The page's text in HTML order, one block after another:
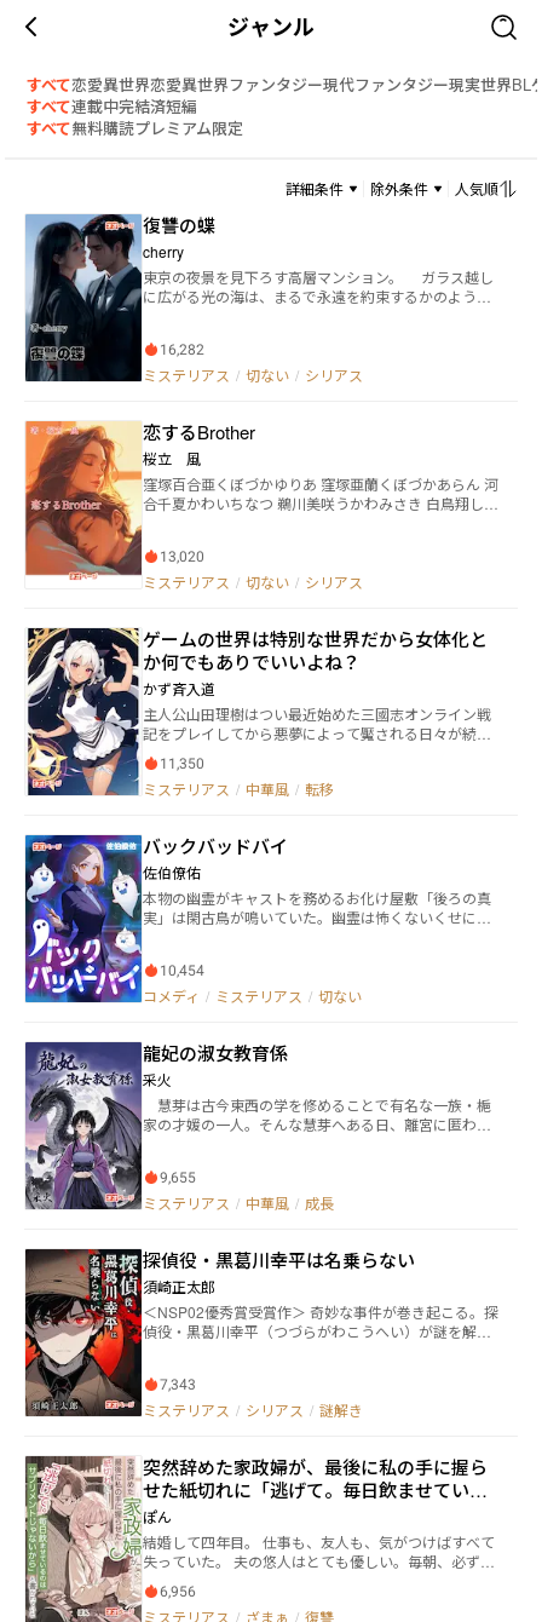
ジャンル
すべて恋愛異世界恋愛異世界ファンタジー現代ファンタジー現実世界BL
すべて連載中完結済短編
すべて無料購読プレミアム限定
詳細条件 除外条件 人気順
復讐の蝶
cherry
東京の夜景を見下ろす高層マンション。 ガラス越し
に広がる光の海は、まるで永遠を約束するかのように
に向かないの？」 美緒《みお》は、寝室で穏やかに
眠る夫・蓮司《れんじ》を見つめながら、胸の奥に押
で食卓を囲み、寄り添って生きていく未来を疑いもせ
ず信じてきた。 けれど、その信頼は音もなく崩れ落
ちていた。 スマホに残された見知らぬ女の名。 枕
元に漂う、嗅いだことのない 甘やかな香水の匂い。
そして、偶然見てしまった―― 彼が別の女を抱きしめる
れほど残酷な嘘であったかを思い知った。 愛してい
るからこそ 裏切りの痛みは深く、鋭く。 胸をえぐら
れるような苦しみは、美緒を夜ごと泣かせ、枕を濡ら
を狂わせ、やがてひとつの決意に辿り着かせる。
「復讐する……」 囁く声は震えていなかった。 優
しい妻の仮面をかぶりながら 胸の奥で確かに燃え始め
た炎。 それは誰にも気づかれず 誰にも止められず、
彼女自身すら 制御できぬほどに膨れ上がっていく。
愛しているのに、愛されない――。 その絶望が、美緒を
“仕掛ける女”へと変えてゆく。 狂おしいほどの愛
が、冷たく計算された復讐の幕を、静かに、確実に開
けていったのだった。
16,282
ミステリアス / 切ない / シリアス
恋するBrother
桜立 風
窪塚百合亜くぼづかゆりあ 窪塚亜蘭くぼづかあらん 河
合千夏かわいちなつ 鵜川美咲うかわみさき 白鳥翔しら
長する亜蘭に、いつしか禁断の想いを抱くようにな
り…苦しんだ私は逃げるように実家を出たのに。 …就
に魅了される私の友人、たった1人心を許せる男友達だ
った人に告白され…私の周辺は否が応でも騒がしくな
っていく。 離婚した両親も何やら訳アリの様子。 3ヶ
月の同居を終える頃、私は亜蘭を卒業できるのか…そ
れとも。 禁断の愛に苦しむ妹が、兄を愛した先に見え
るもの、手にしたものとは。
13,020
ミステリアス / 切ない / シリアス
ゲームの世界は特別な世界だから女体化と
か何でもありでいいよね？
かず斉入道
主人公山田理樹はつい最近始めた三國志オンライン戦
記をプレイしてから悪夢によって魘される日々が続い
た。 その内容と言うのが、万里の長城のような城壁の
上で男が中華の後宮衣装を着衣美女の首を絞め殺し。
城壁から女性とその冕冠を子供を落とし殺害をすると
べ何故か、殺害した男ではなく、全く関係の無い主人
公へと手を差し伸べるのだ。 だけど主人公は、手を差
し伸べる悲惨な女性に恨み辛みを呪いのように呟かれ
ても心当たりが無い。 だから自分に不満や命乞いをす
るのではなく、女性や子供を殺害した男へと不満や嘆
のだが。 そんな日々が続く中で主人公はとうとう憤慨
して、女性や子供救う事を決意して黒い影に戦いを挑
む。 すると悲惨な女性の姿が神々しく輝いてエルフの
王董卓の軍師だった李儒の転生者だと説明し。敵は前
世の李術、自分だと教え、女神化した女性は漢の小霊
帝弁王子の母親何太后だと説明し、主人公にゲームキ
ャラクター李儒の力を与え。前世の自分を倒すのだと
告げる。 三国志のゲームを世界観を使用した現代とゲ
ームの世界を行ったり来たりできる戦記・ボスモンス
11,350
ミステリアス / 中華風 / 転移
バックバッドバイ
佐伯僚佑
本物の幽霊がキャストを務めるお化け屋敷「後ろの真
実」は閑古鳥が鳴いていた。幽霊は怖くないくせに人
す。それは、除霊した霊をキャストとしてスカウトす
ることだった。 ちょっぴり怖い、でも最後には笑える
10,454
コメディ / ミステリアス / 切ない
龍妃の淑女教育係
采火
慧芽は古今東西の学を修めることで有名な一族・梔
家の才媛の一人。そんな慧芽へある日、離宮に匿われ
は訝しげに思いながらも、姫君の世話役兼教育係にな
ることを引き受けたけれど……。 「姫様！ いい加減、
でよう！」 皇帝の妃候補はまさかの竜！ 竜が人に
なれるなんて数多の書物を読んできた慧芽でさえ知ら
なかったけれど、どうやら「皇帝がつがい」である紫
雲竜ヴェラは特別な竜らしい。 その特別な竜を己の
治世に組み込もうとする腹黒皇帝陛下の勅命の下、同
らままならない竜の少女ヴェラをあの手この手で躾て
いく、慧芽のちょっと変わった教育生活が幕を開け
る。
9,655
ミステリアス / 中華風 / 成長
探偵役・黒葛川幸平は名乗らない
須崎正太郎
＜NSP02優秀賞受賞作＞ 奇妙な事件が巻き起こる。探
偵役・黒葛川幸平（つづらがわこうへい）が謎を解
九割が密室で、残る一割が部屋の外―― 被害者の女性、
長門うさぎは生前から死後まで、ＳＮＳが常に炎上し
依頼する。 【朽ちゆく廃墟で未解決事件を願う者がい
た】（完結済） ある廃墟の密室の中。有名ブロガー
と主婦が毒で亡くなった。 しかしふたりの間には、
なんの関係性も発見されなかった。 いわば無関係心
中。ブロガーは亡くなる前から、誰かに狙われている
とブログに記していたのだが…… 【ある夏の記憶と、
六十一本のアイスコーヒー】（完結済） 亡くなった
老写真家の家には、なぜか六十一本ものアイスコーヒ
7,343
ミステリアス / シリアス / 謎解き
突然辞めた家政婦が、最後に私の手に握ら
せた紙切れに「逃げて。毎日飲ませている
のはサプリメントじゃないから」と書かれ
ていた
ぽん
結婚して四年目。 仕事も、友人も、気がつけばすべて
失っていた。 夫の悠人はとても優しい。毎朝、必ず白
いカプセルを手渡し、微笑みながら「君の体のためだ
よ」と言う。 綾芽はずっと、その笑顔こそが愛だと信
6,956
ミステリアス / ざまぁ / 復讐